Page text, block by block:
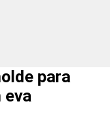
para
eva